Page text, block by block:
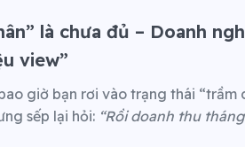
là chưa đủ – Doanh
view”
giờ bạn rơi vào trạng thái “trầm
sếp lại hỏi: “Rồi doanh thu